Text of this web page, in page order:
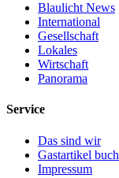
Blaulicht News
International
Gesellschaft
Lokales
Wirtschaft
Panorama
Service
Das sind wir
Gastartikel
Impressum